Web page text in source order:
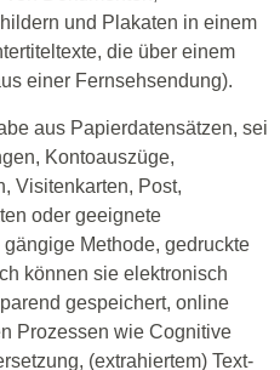
und Plakaten in einem
die über einem
einer Fernsehsendung).
aus Papierdatensätzen, sei
Kontoauszüge,
Visitenkarten, Post,
oder geeignete
Methode, gedruckte
können sie elektronisch
gespeichert, online
Prozessen wie Cognitive
(extrahiertem) Text-